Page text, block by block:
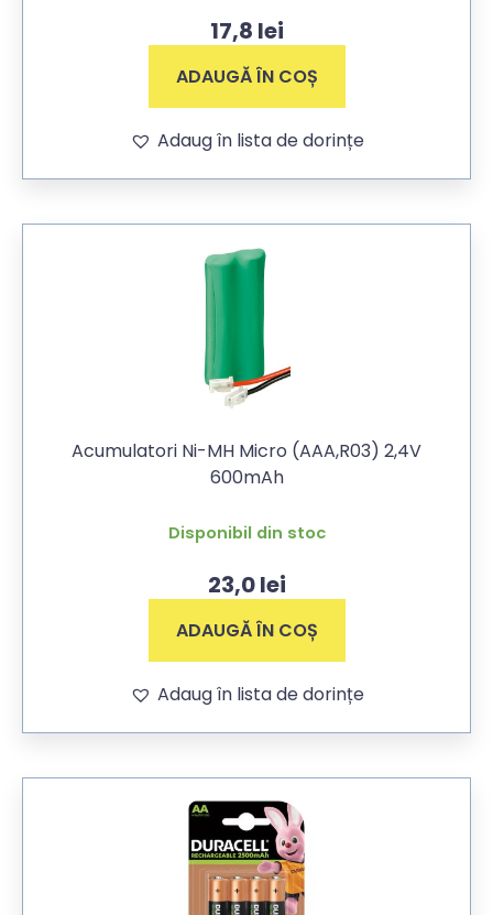
17,8 lei
ADAUGĂ ÎN COȘ
Adaug în lista de dorințe
Acumulatori Ni-MH Micro (AAA,R03) 2,4V
600mAh
Disponibil din stoc
23,0lei
ADAUGĂ ÎN COȘ
Adaug în lista de dorințe